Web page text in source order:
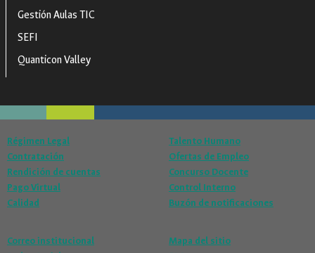
Gestión Aulas TIC
SEFI
Quanticon Valley
Régimen Legal
Contratación
Rendición de cuentas
Pago Virtual
Calidad
Talento Humano
Ofertas de Empleo
Concurso Docente
Control Interno
Buzón de notificaciones
Correo institucional
Mapa del sitio